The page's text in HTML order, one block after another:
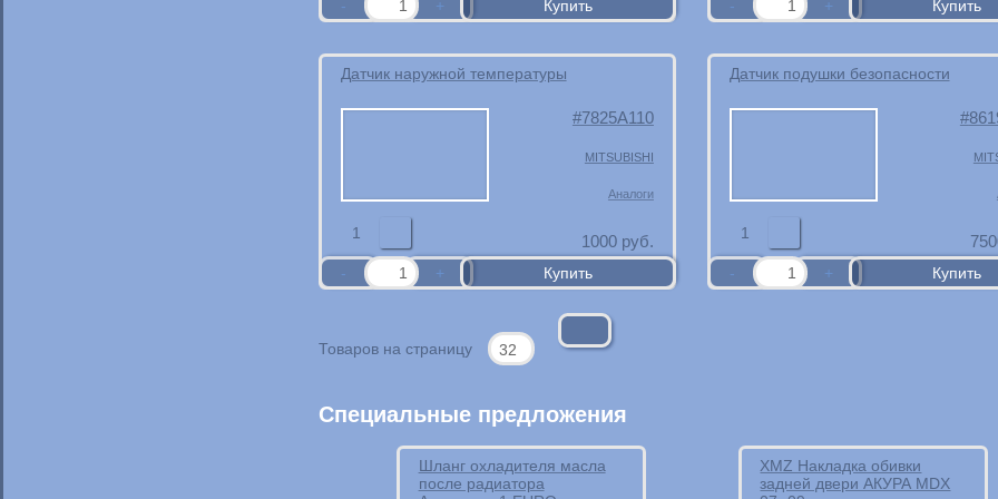
Датчик наружной температуры
7825A110
MITSUBISHI
Аналоги
1 1000руб.
Датчик подушки безопасности
1
Товаров на страницу
Специальные предложения
Шланг охладителя масла
после радиатора
XMZ Накладка обивки
задней двери АКУРА MDX